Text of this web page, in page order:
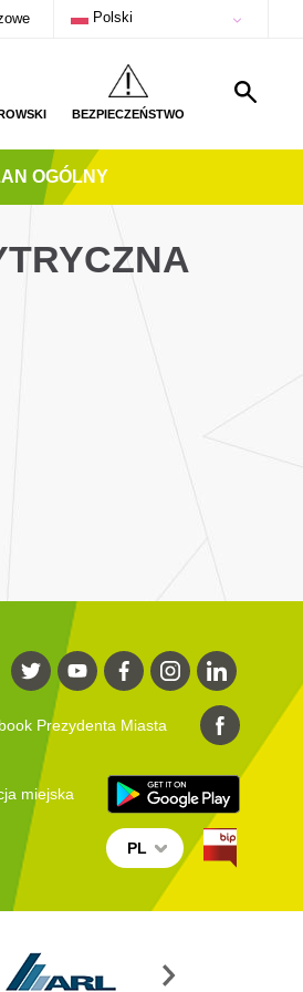
Polski
BEZPIECZEŃSTWO
OGÓLNY
Prezydenta Miasta
miejska
PL